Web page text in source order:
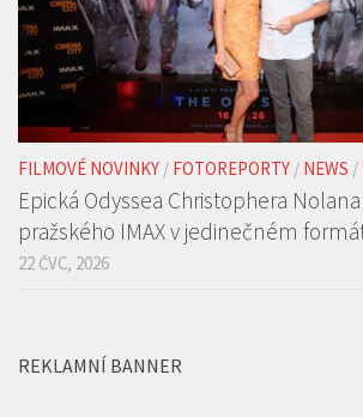
FILMOVÉ NOVINKY / FOTOREPORTY / NEWS /
Epická Odyssea Christophera
pražského IMAX v jedinečném
22 ČVC, 2026
REKLAMNÍ BANNER